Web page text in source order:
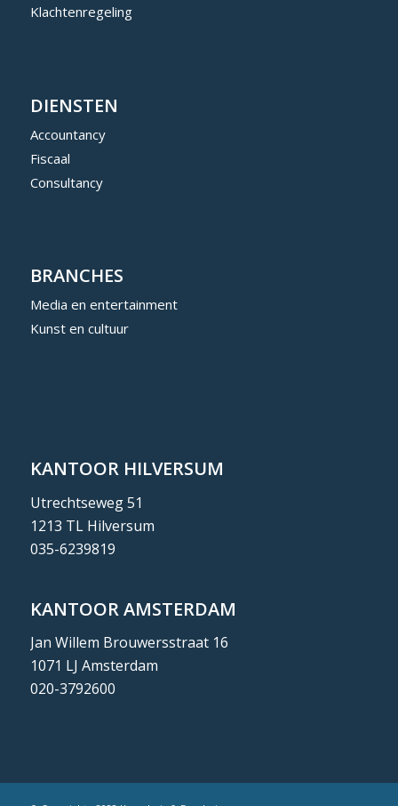
Klachtenregeling
DIENSTEN
Accountancy
Fiscaal
Consultancy
BRANCHES
Media en entertainment
Kunst en cultuur
KANTOOR HILVERSUM
Utrechtseweg 51
1213 TL Hilversum
035-6239819
KANTOOR AMSTERDAM
Jan Willem Brouwersstraat 16
1071 LJ Amsterdam
020-3792600